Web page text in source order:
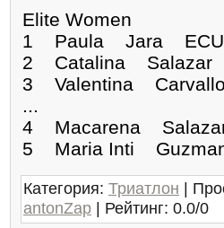
Elite Women
1 Paula Jara
2 Catalina
3 Valentina
...
4 Macarena
5 Maria Inti
Категория: Триатлон |
antonZap | Рейтинг: 0.0/0